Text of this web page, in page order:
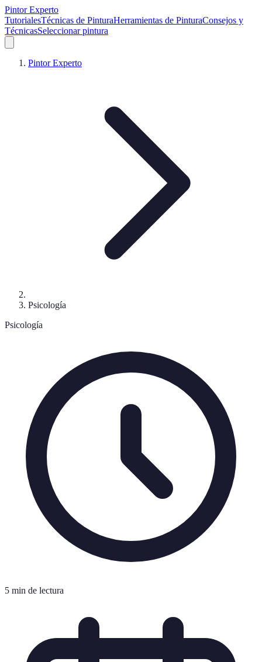
Pintor Experto
TutorialesTécnicas de PinturaHerramientas de PinturaConsejos y
TécnicasSeleccionar pintura
Pintor Experto
Psicología
Psicología
5 min de lectura